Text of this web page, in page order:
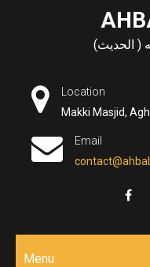
( الحديث)
Location
Makki Masjid,
Email
Menu